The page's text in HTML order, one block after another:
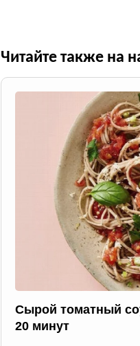
Читайте также на
Сырой томатный
20 минут